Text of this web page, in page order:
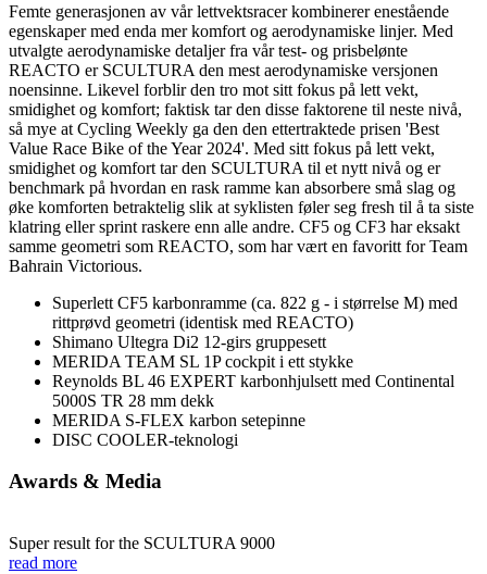
Femte generasjonen av vår lettvektsracer kombinerer enestående
egenskaper med enda mer komfort og aerodynamiske linjer. Med
utvalgte aerodynamiske detaljer fra vår test- og prisbelønte
REACTO er SCULTURA den mest aerodynamiske versjonen
noensinne. Likevel forblir den tro mot sitt fokus på lett vekt,
smidighet og komfort; faktisk tar den disse faktorene til neste nivå,
så mye at Cycling Weekly ga den den ettertraktede prisen 'Best
Value Race Bike of the Year 2024'. Med sitt fokus på lett vekt,
smidighet og komfort tar den SCULTURA til et nytt nivå og er
benchmark på hvordan en rask ramme kan absorbere små slag og
øke komforten betraktelig slik at syklisten føler seg fresh til å ta siste
klatring eller sprint raskere enn alle andre. CF5 og CF3 har eksakt
samme geometri som REACTO, som har vært en favoritt for Team
Bahrain Victorious.
Superlett CF5 karbonramme (ca. 822 g - i størrelse M) med
rittprøvd geometri (identisk med REACTO)
Shimano Ultegra Di2 12-girs gruppesett
MERIDA TEAM SL 1P cockpit i ett stykke
Reynolds BL 46 EXPERT karbonhjulsett med Continental
5000S TR 28 mm dekk
MERIDA S-FLEX karbon setepinne
DISC COOLER-teknologi
Awards & Media
Super result for the SCULTURA 9000
read more